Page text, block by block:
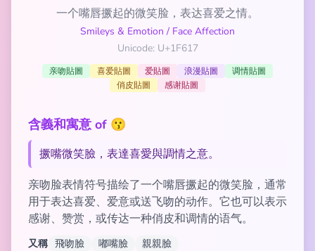
一个嘴唇撅起的微笑脸，表达喜爱之情。
Smileys & Emotion / Face Affection
Unicode: U+1F617
亲吻貼圖 喜爱貼圖 爱貼圖 浪漫貼圖
调情貼圖
俏皮貼圖
感谢貼圖
含義和寓意 of 😗
撅嘴微笑臉，表達喜愛與調情之意。
亲吻脸表情符号描绘了一个嘴唇撅起的微笑脸，通常
用于表达喜爱、爱意或送飞吻的动作。它也可以表示
感谢、赞赏，或传达一种俏皮和调情的语气。
又稱 飛吻臉 嘟嘴臉 親親臉